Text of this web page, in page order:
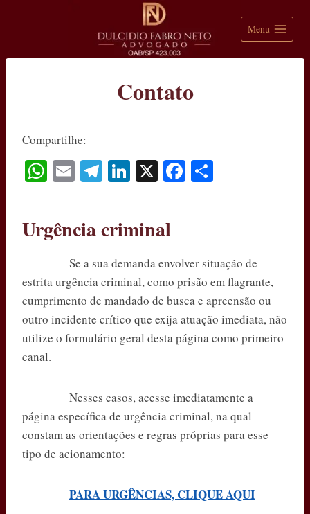
Conteúdo
Menu
Contato
Compartilhe:
W
ts
A
E
ail
Te
gr
a
m
Li
ed
In
X Fa
Urgência criminal
Se a sua demanda envolver situação de
estrita urgência criminal, como prisão em flagrante,
cumprimento de mandado de busca e apreensão ou
outro incidente crítico que exija atuação imediata, não
utilize o formulário geral desta página como primeiro
canal.
Nesses casos, acesse imediatamente a
página específica de urgência criminal, na qual
constam as orientações e regras próprias para esse
tipo de acionamento:
PARA URGÊNCIAS, CLIQUE AQUI